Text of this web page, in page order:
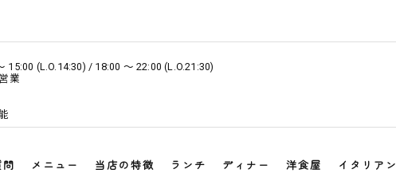
15:00 (L.O.14:30) / 18:00 ～ 22:00 (L.O.21:30)
業
メニュー 当店の特徴 ランチ ディナー 洋食屋 イタリアン